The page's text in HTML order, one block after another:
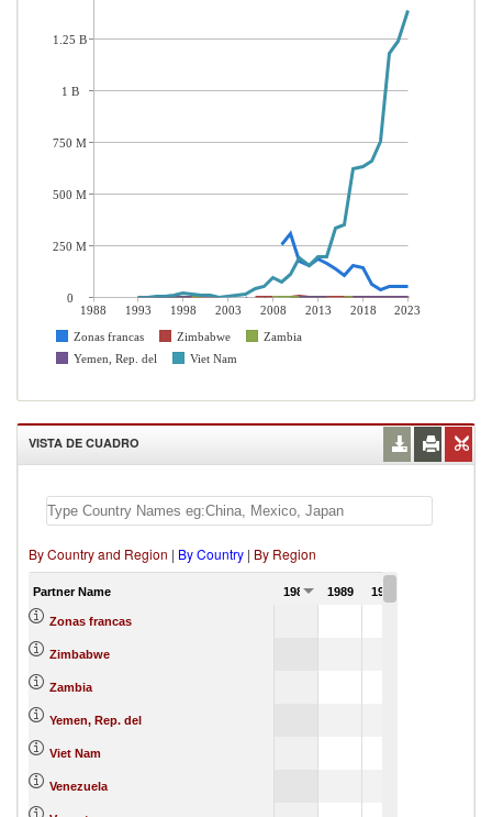
1988 1993 1998 2003 2008 2013 2018
2023
Zonas francas
Zimbabwe
Zambia
Yemen, Rep. del
Viet Nam
1.25 B
1 B
750 M
500 M
250 M
0
VISTA DE CUADRO
By Country and Region | By Country | By Region
Partner Name 1988 1989 1990
Zonas francas
Zimbabwe
Zambia
Yemen, Rep. del
Viet Nam
Venezuela